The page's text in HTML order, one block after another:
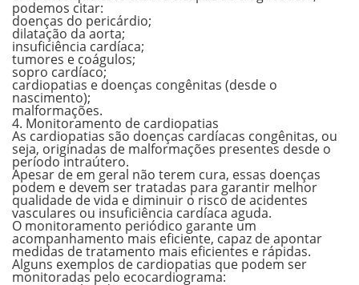
podemos citar:
doenças do pericárdio;
dilatação da aorta;
insuficiência cardíaca;
tumores e coágulos;
sopro cardíaco;
cardiopatias e doenças congênitas (desde o
nascimento);
malformações.
4. Monitoramento de cardiopatias
As cardiopatias são doenças cardíacas congênitas, ou
seja, originadas de malformações presentes desde o
período intraútero.
Apesar de em geral não terem cura, essas doenças
podem e devem ser tratadas para garantir melhor
qualidade de vida e diminuir o risco deacidentes
vasculares ou insuficiência cardíaca aguda.
O monitoramento periódico garante um
acompanhamento mais eficiente, capaz de apontar
medidas de tratamento mais eficientes e rápidas.
Alguns exemplos de cardiopatias que podem ser
monitoradas pelo ecocardiograma: